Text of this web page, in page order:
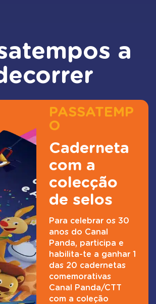
a
PASSATEMP
O
Caderneta
com a
colecção
de selos
Para celebrar os 30
anos do Canal
Panda, participa e
habilita-te a ganhar 1
das 20 cadernetas
comemorativas
Canal Panda/CTT
com a coleção